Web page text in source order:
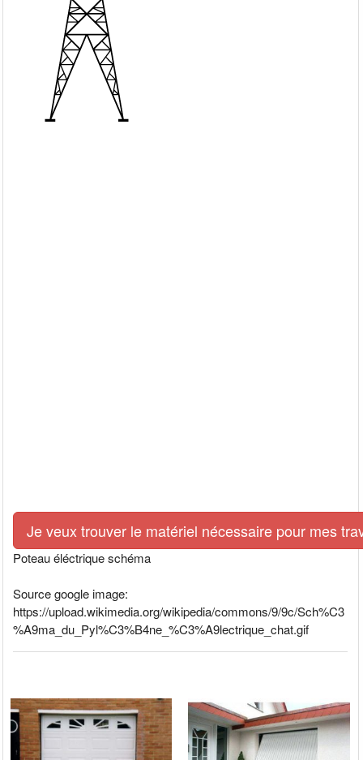
Je veux trouver le matériel nécessaire pour mes
Poteau éléctrique schéma
Source google image:
https://upload.wikimedia.org/wikipedia/commons/9/9c/Sch%C3
%A9ma_du_Pyl%C3%B4ne_%C3%A9lectrique_chat.gif